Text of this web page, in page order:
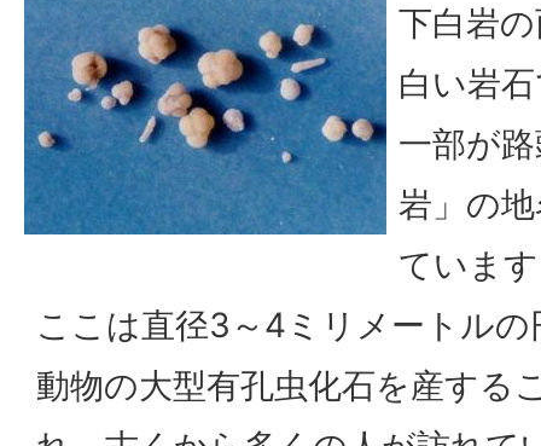
下白岩
白い岩
一部が
岩」の
ていま
ここは直径3～4ミリメートル
動物の大型有孔虫化石を産する